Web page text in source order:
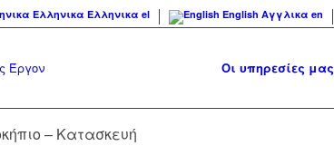
Ελληνικα Ελληνικα el English Αγγλικα en
Οι υπηρεσίες μας
– Κατασκευή